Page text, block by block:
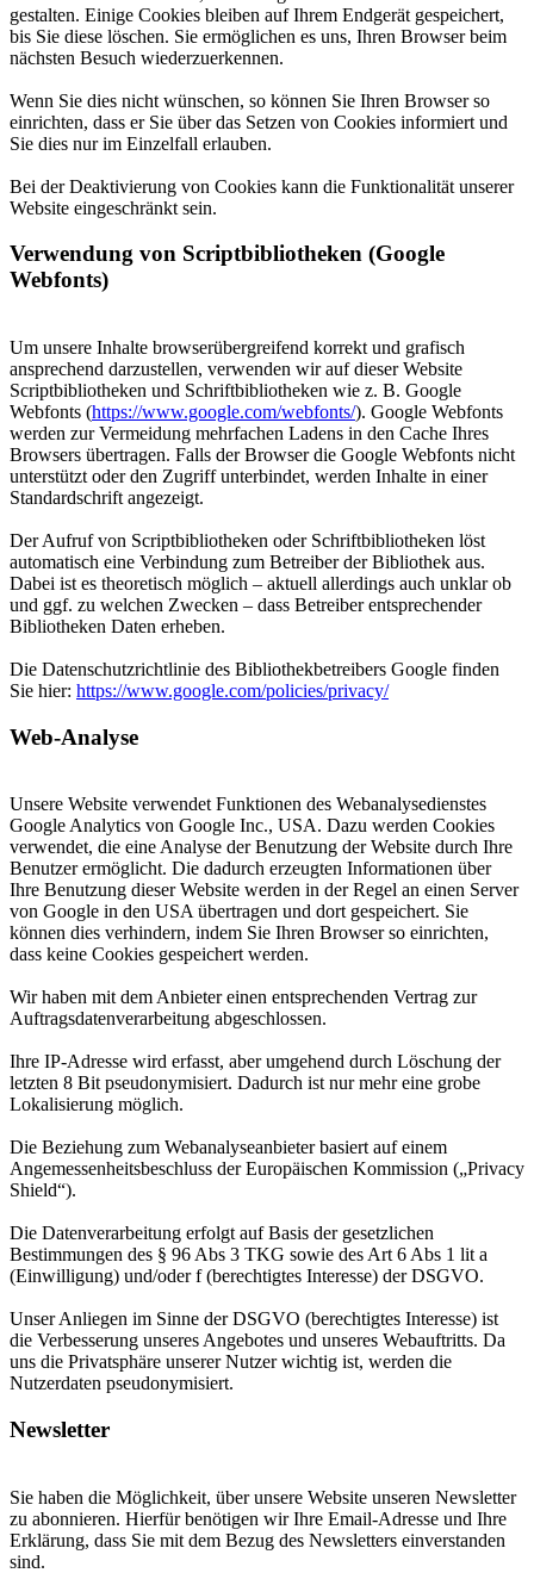
gestalten. Einige Cookies bleiben auf Ihrem Endgerät gespeichert,
bis Sie diese löschen. Sie ermöglichen es uns, Ihren Browser beim
nächsten Besuch wiederzuerkennen.
Wenn Sie dies nicht wünschen, so können Sie Ihren Browser so
einrichten, dass er Sie über das Setzen von Cookies informiert und
Sie dies nur im Einzelfall erlauben.
Bei der Deaktivierung von Cookies kann die Funktionalität unserer
Website eingeschränkt sein.
Verwendung von Scriptbibliotheken (Google
Webfonts)
Um unsere Inhalte browserübergreifend korrekt und grafisch
ansprechend darzustellen, verwenden wir auf dieser Website
Scriptbibliotheken und Schriftbibliotheken wie z. B. Google
Webfonts (https://www.google.com/webfonts/). Google Webfonts
werden zur Vermeidung mehrfachen Ladens in den Cache Ihres
Browsers übertragen. Falls der Browser die Google Webfonts nicht
unterstützt oder den Zugriff unterbindet, werden Inhalte in einer
Standardschrift angezeigt.
Der Aufruf von Scriptbibliotheken oder Schriftbibliotheken löst
automatisch eine Verbindung zum Betreiber der Bibliothek aus.
Dabei ist es theoretisch möglich – aktuell allerdings auch unklar ob
und ggf. zu welchen Zwecken – dass Betreiber entsprechender
Bibliotheken Daten erheben.
Die Datenschutzrichtlinie des Bibliothekbetreibers Google finden
Sie hier: https://www.google.com/policies/privacy/
Web-Analyse
Unsere Website verwendet Funktionen des Webanalysedienstes
Google Analytics von Google Inc., USA. Dazu werden Cookies
verwendet, die eine Analyse der Benutzung der Website durch Ihre
Benutzer ermöglicht. Die dadurch erzeugten Informationen über
Ihre Benutzung dieser Website werden in der Regel an einen Server
von Google in den USA übertragen und dort gespeichert. Sie
können dies verhindern, indem Sie Ihren Browser so einrichten,
dass keine Cookies gespeichert werden.
Wir haben mit dem Anbieter einen entsprechenden Vertrag zur
Auftragsdatenverarbeitung abgeschlossen.
Ihre IP-Adresse wird erfasst, aber umgehend durch Löschung der
letzten 8 Bit pseudonymisiert. Dadurch ist nur mehr eine grobe
Lokalisierung möglich.
Die Beziehung zum Webanalyseanbieter basiert auf einem
Angemessenheitsbeschluss der Europäischen Kommission („Privacy
Shield“).
Die Datenverarbeitung erfolgt auf Basis der gesetzlichen
Bestimmungen des § 96 Abs 3 TKG sowie des Art 6 Abs 1 lit a
(Einwilligung) und/oder f (berechtigtes Interesse) der DSGVO.
Unser Anliegen im Sinne der DSGVO (berechtigtes Interesse) ist
die Verbesserung unseres Angebotes und unseres Webauftritts. Da
uns die Privatsphäre unserer Nutzer wichtig ist, werden die
Nutzerdaten pseudonymisiert.
Newsletter
Sie haben die Möglichkeit, über unsere Website unseren Newsletter
zu abonnieren. Hierfür benötigen wir Ihre Email-Adresse und Ihre
Erklärung, dass Sie mit dem Bezug des Newsletters einverstanden
sind.